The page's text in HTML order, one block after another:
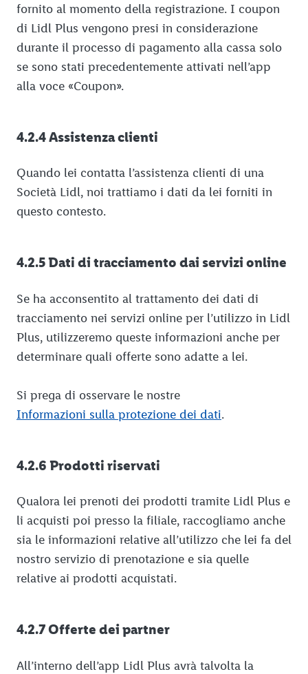
fornito al momento della registrazione. I coupon
di Lidl Plus vengono presi in considerazione
durante il processo di pagamento alla cassa solo
se sono stati precedentemente attivati nell’app
alla voce «Coupon».
4.2.4 Assistenza clienti
Quando lei contatta l’assistenza clienti di una
Società Lidl, noi trattiamo i dati da lei forniti in
questo contesto.
4.2.5 Dati di tracciamento dai servizi online
Se ha acconsentito al trattamento dei dati di
tracciamento nei servizi online per l’utilizzo in Lidl
Plus, utilizzeremo queste informazioni anche per
determinare quali offerte sono adatte a lei.
Si prega di osservare le nostre
Informazioni sulla protezione dei dati.
4.2.6 Prodotti riservati
Qualora lei prenoti dei prodotti tramite Lidl Plus e
li acquisti poi presso la filiale, raccogliamo anche
sia le informazioni relative all’utilizzo che lei fa del
nostro servizio di prenotazione e sia quelle
relative ai prodotti acquistati.
4.2.7 Offerte dei partner
All’interno dell’app Lidl Plus avrà talvolta la